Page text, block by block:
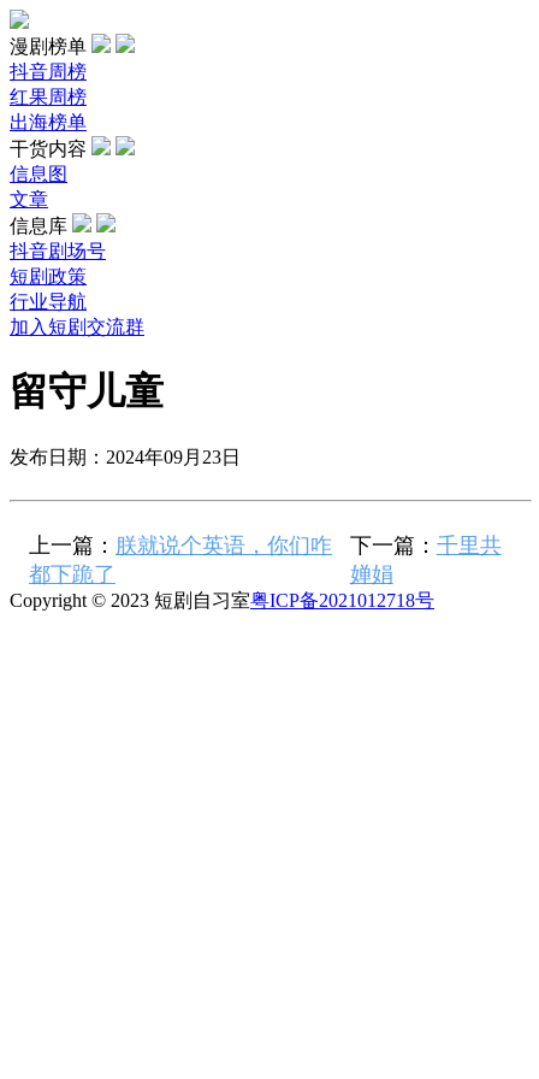
漫剧榜单
抖音周榜
红果周榜
出海榜单
干货内容
信息图
文章
信息库
抖音剧场号
短剧政策
行业导航
加入短剧交流群
留守儿童
发布日期：2024年09月23日
上一篇： 朕就说个英语，你们咋
都下跪了
下一篇： 千里共
婵娟
Copyright © 2023 短剧自习室粤ICP备2021012718号